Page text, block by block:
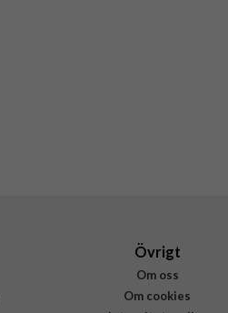
Övrigt
Om oss
Om cookies